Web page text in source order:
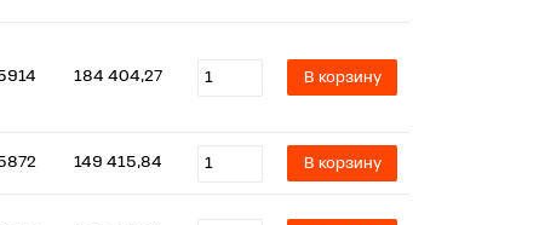
184 404,27 В корзину
149 415,84 В корзину